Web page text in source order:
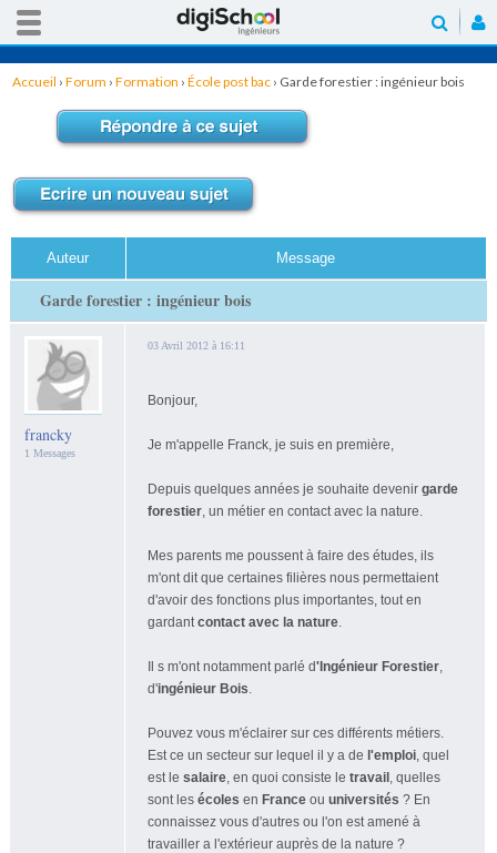
Accueil › Forum › Formation › École post bac › Garde forestier : ingénieur bois
Auteur Message
Garde forestier : ingénieur bois
francky
1 Messages
03 Avril 2012 à 16:11
Bonjour,
Je m'appelle Franck, je suis en première,
Depuis quelques années je souhaite devenir garde
forestier, un métier en contact avec la nature.
Mes parents me poussent à faire des études, ils
m'ont dit que certaines filières nous permettaient
d'avoir des fonctions plus importantes, tout en
gardantcontact avec la nature.
Il s m'ont notamment parlé d'Ingénieur Forestier,
d'ingénieur Bois.
Pouvez vous m'éclairer sur ces différents métiers.
Est ce un secteur sur lequel il y a de l'emploi, quel
est le salaire, en quoi consiste le travail , quelles
sont les écoles en France ou universités ? En
connaissez vous d'autres ou l'on est amené à
travailler a l'extérieur auprès de la nature ?